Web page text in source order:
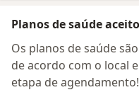
Planos de saúde
Os planos de saúde
de acordo com o local
etapa de agendamento!